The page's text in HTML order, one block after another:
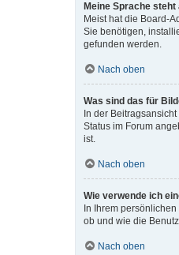
Meine Sprache
Meist hat die Board-
Sie benötigen,
gefunden werden.
Nach oben
Was sind das für
In der
Status im Forum
ist.
Nach oben
Wie verwende ich
In Ihrem
ob und wie die
Nach oben